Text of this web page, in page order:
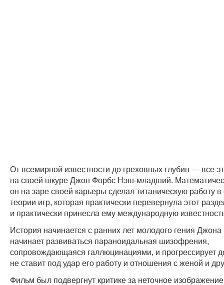
От всемирной известности до греховных глубин — все
на своей шкуре Джон Форбс Нэш-младший.
он на заре своей карьеры сделал титаническую работу в
теории игр, которая практически перевернула этот
и практически принесла ему международную
История начинается с ранних лет молодого гения
начинает развиваться параноидальная шизофрения,
сопровождающаяся галлюцинациями, и прогрессирует
не ставит под удар его работу и отношения с женой и
Фильм был подвергнут критике за неточное